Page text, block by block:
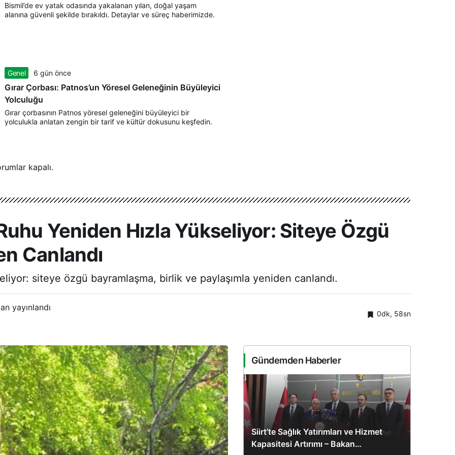
Bismil’de ev yatak odasında yakalanan yılan, doğal yaşam
alanına güvenli şekilde bırakıldı. Detaylar ve süreç haberimizde.
Genel 6 gün önce
Gırar Çorbası: Patnos’un Yöresel Geleneğinin Büyüleyici
Yolculuğu
Gırar çorbasının Patnos yöresel geleneğini büyüleyici bir
yolculukla anlatan zengin bir tarif ve kültür dokusunu keşfedin.
kapalı.
Yeniden Hızla Yükseliyor: Siteye Özgü
Canlandı
siteye özgü bayramlaşma, birlik ve paylaşımla yeniden canlandı.
yayınlandı
0dk, 58sn
Gündemden Haberler
Siirt’te Sağlık Yatırımları ve Hizmet
Kapasitesi Artırımı – Bakan